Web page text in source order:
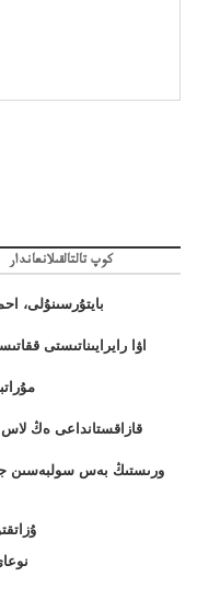
كوپ تالتالقىلانعاندار
بايتۇرسىنۇلى، احمەت
اۋا رايرايىناتىستى
قازاقستانداعى ەڭ لاس
ورىستىڭ بەس سولبەسىن